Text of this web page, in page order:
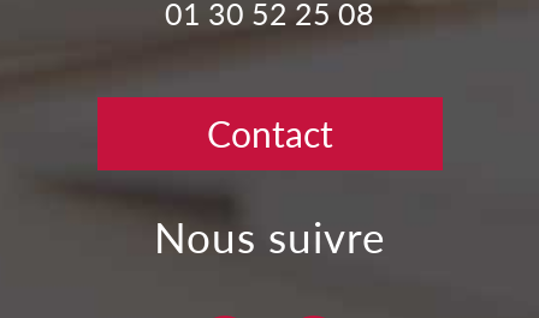
01 30 52 25 08
Contact
nous suivre